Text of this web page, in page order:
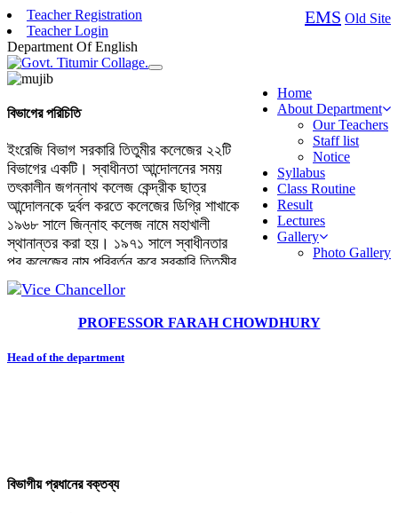
EMS Old Site
Teacher Registration
Teacher Login
Department Of English
Home
About Department
Our Teachers
Staff list
Notice
Syllabus
Class Routine
Result
Lectures
Gallery
Photo Gallery
বিভাগের পরিচিতি
ইংরেজি বিভাগ সরকারি তিতুমীর কলেজের ২২টি
বিভাগের একটি। স্বাধীনতা আন্দোলনের সময়
তৎকালীন জগন্নাথ কলেজ কেন্দ্রীক ছাত্র
আন্দোলনকে দুর্বল করতে কলেজের ডিগ্রি শাখাকে
১৯৬৮ সালে জিন্নাহ কলেজ নামে মহাখালী
স্থানান্তর করা হয়। ১৯৭১ সালে স্বাধীনতার
পর কলেজের নাম পরিবর্তন করে সরকারি তিতুমীর
কলেজ রাখা হয়। প্রতিষ্ঠা লগ্ন থেকেই
কলেজের শিক্ষার্থীদের ইংরেজি ভাষা ও সাহিত্যের
উপর একটি শক্ত ভিত্তি দেয়ার উদ্দেশ্যে পাঠ
করা হয়। ইংরেজি বিভাগে বর্তমানে স্নাতক
PROFESSOR FARAH CHOWDHURY
Head of the department
বিভাগীয় প্রধানের বক্তব্য